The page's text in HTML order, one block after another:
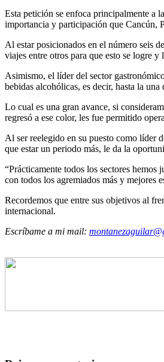
Esta petición se enfoca principalmente a
importancia y participación que Cancún,
Al estar posicionados en el número seis
viajes entre otros para que esto se logre
Asimismo, el líder del sector
bebidas alcohólicas, es decir, hasta la una
Lo cual es una gran avance, si
regresó a ese color, les fue permitido
Al ser reelegido en su puesto como líder
que estar un periodo más, le da la
“Prácticamente todos los sectores
con todos los agremiados más y mejores
Recordemos que entre sus objetivos al
internacional.
Escríbame a mi mail: